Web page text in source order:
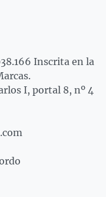
Inscrita en la
I, portal 8, nº 4